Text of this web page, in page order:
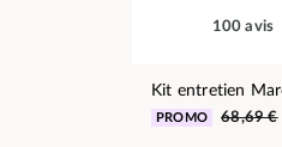
100 avis
Kit entretien
PROMO 68,69 €